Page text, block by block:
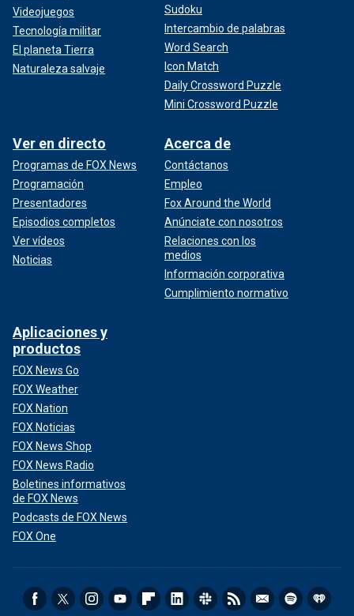
Videojuegos
Tecnología militar
El planeta Tierra
Naturaleza salvaje
Sudoku
Intercambio de palabras
Word Search
Icon Match
Daily Crossword Puzzle
Mini Crossword Puzzle
Ver en directo
Programas de FOX News
Programación
Presentadores
Episodios completos
Ver vídeos
Noticias
Acerca de
Contáctanos
Empleo
Fox Around the World
Anúnciate con nosotros
Relaciones con los
medios
Información corporativa
Cumplimiento normativo
Aplicaciones y
productos
FOX News Go
FOX Weather
FOX Nation
FOX Noticias
FOX News Shop
FOX News Radio
Boletines informativos
de FOX News
Podcasts de FOX News
FOX One